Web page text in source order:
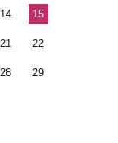
14 15
21 22
28 29